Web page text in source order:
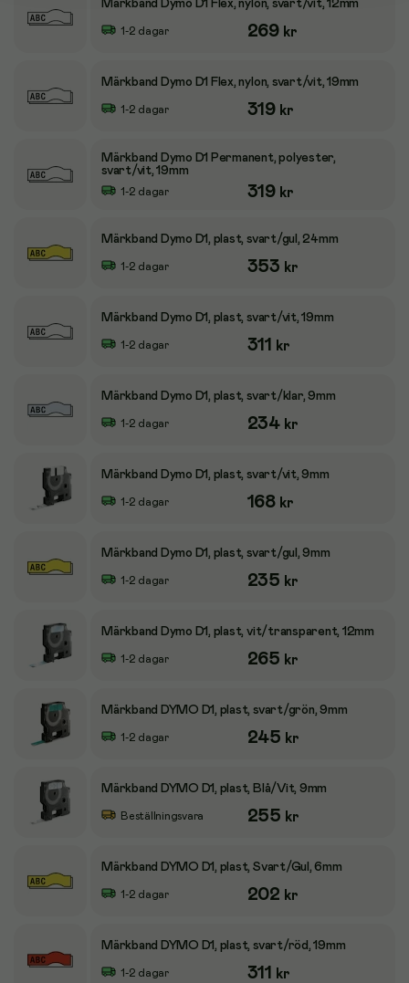
Märkband Dymo D1 Flex, nylon, svart/vit, 12mm
1-2 dagar 269 kr
Märkband Dymo D1 Flex, nylon, svart/vit, 19mm
1-2 dagar 319 kr
Märkband Dymo D1 Permanent, polyester,
svart/vit, 19mm
1-2 dagar 319 kr
Märkband Dymo D1, plast, svart/gul, 24mm
1-2 dagar 353 kr
Märkband Dymo D1, plast, svart/vit, 19mm
1-2 dagar 311 kr
Märkband Dymo D1, plast, svart/klar, 9mm
1-2 dagar 234 kr
Märkband Dymo D1, plast, svart/vit, 9mm
1-2 dagar 168 kr
Märkband Dymo D1, plast, svart/gul, 9mm
1-2 dagar 235 kr
Märkband Dymo D1, plast, vit/transparent, 12mm
1-2 dagar 265 kr
Märkband DYMO D1, plast, svart/grön, 9mm
1-2 dagar 245 kr
Märkband DYMO D1, plast, Blå/Vit, 9mm
Beställningsvara 255 kr
Märkband DYMO D1, plast, Svart/Gul, 6mm
1-2 dagar 202 kr
Märkband DYMO D1, plast, svart/röd, 19mm
1-2 dagar 311 kr